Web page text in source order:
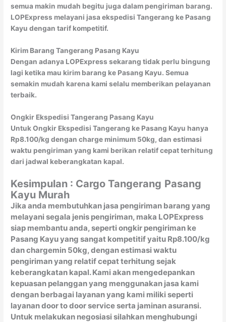
semua makin mudah begitu juga dalam pengiriman barang.
LOPExpress melayani jasa ekspedisi Tangerang ke Pasang
Kayu dengan tarif kompetitif.
Kirim Barang Tangerang Pasang Kayu
Dengan adanya LOPExpress sekarang tidak perlu bingung
lagi ketika mau kirim barang ke Pasang Kayu. Semua
semakin mudah karena kami selalu memberikan pelayanan
terbaik.
Ongkir Ekspedisi Tangerang Pasang Kayu
Untuk Ongkir Ekspedisi Tangerang ke Pasang Kayu hanya
Rp8.100/kg dengan charge minimum 50kg, dan estimasi
waktu pengiriman yang kami berikan relatif cepat terhitung
dari jadwal keberangkatan kapal.
Kesimpulan : Cargo Tangerang Pasang
Kayu Murah
Jika anda membutuhkan jasa pengiriman barang yang
melayani segala jenis pengiriman, maka LOPExpress
siap membantu anda, seperti ongkir pengiriman ke
Pasang Kayu yang sangat kompetitif yaitu Rp8.100/kg
dan chargemin 50kg, dengan estimasi waktu
pengiriman yang relatif cepat terhitung sejak
keberangkatan kapal. Kami akan mengedepankan
kepuasan pelanggan yang menggunakan jasa kami
dengan berbagai layanan yang kami miliki seperti
layanan door to door service serta jaminan asuransi.
Untuk melakukan negosiasi silahkan menghubungi